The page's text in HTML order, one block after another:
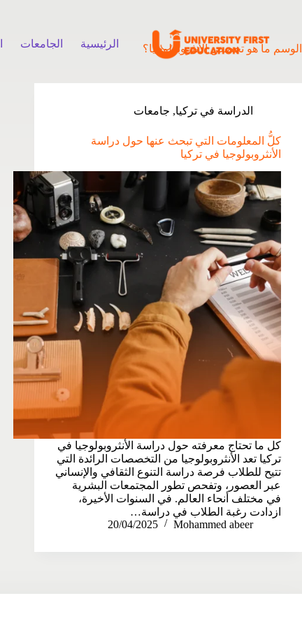
الرئيسية الجامعات الوسم ما هو تخصص الأنثروبولوجيا؟
الدراسة في تركيا, جامعات
كلُّ المعلومات التي تبحث عنها حول دراسة
الأنثروبولوجيا في تركيا
كل ما تحتاج معرفته حول دراسة الأنثروبولوجيا في
تركيا تعد الأنثروبولوجيا من التخصصات الرائدة التي
تتيح للطلاب فرصة دراسة التنوع الثقافي والإنساني
عبر العصور، وتفحص تطور المجتمعات البشرية
في مختلف أنحاء العالم. في السنوات الأخيرة،
ازدادت رغبة الطلاب في دراسة…
Mohammed abeer
20/04/2025